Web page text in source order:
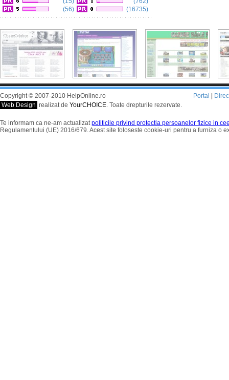
(56)
(16735)
Copyright © 2007-2010 HelpOnline.ro
Web Design realizat de YourCHOICE. Toate drepturile rezervate.
Portal
Te informam ca ne-am actualizatpoliticile privind protectia persoanelor fizice in
Regulamentului (UE) 2016/679. Acest site foloseste cookie-uri pentru a furniza o